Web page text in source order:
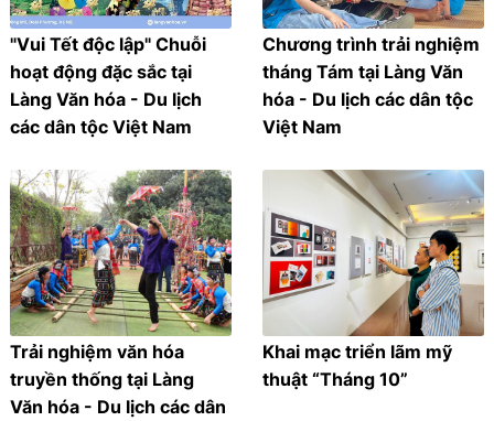
"Vui Tết độc lập" Chuỗi
hoạt động đặc sắc tại
Làng Văn hóa - Du lịch
các dân tộc Việt Nam
Chương trình trải nghiệm
tháng Tám tại Làng Văn
hóa - Du lịch các dân tộc
Việt Nam
Trải nghiệm văn hóa
truyền thống tại Làng
Văn hóa - Du lịch các dân
Khai mạc triển lãm mỹ
thuật “Tháng 10”